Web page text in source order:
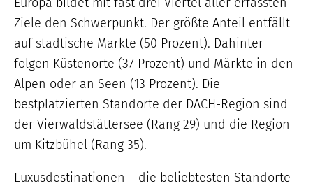
Ziele den Schwerpunkt. Der größte Anteil entfällt
auf städtische Märkte (50 Prozent). Dahinter
folgen Küstenorte (37 Prozent) und Märkte in den
Alpen oder an Seen (13 Prozent). Die
bestplatzierten Standorte der DACH-Region sind
der Vierwaldstättersee (Rang 29) und die Region
um Kitzbühel (Rang 35).
Luxusdestinationen – die beliebtesten Standorte